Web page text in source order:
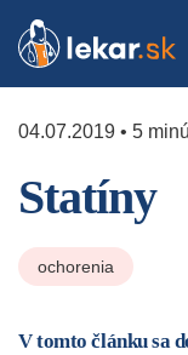
04.07.2019 • 5
Statíny
ochorenia
V tomto článku sa